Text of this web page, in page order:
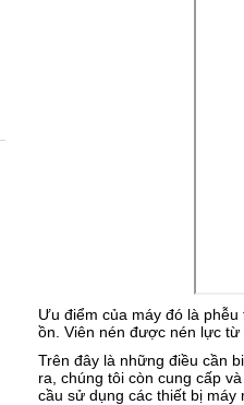
Ưu điểm của máy đó là
ồn. Viên nén được nén lực
Trên đây là những điều cần
ra, chúng tôi còn cung cấp
cầu sử dụng các thiết bị máy